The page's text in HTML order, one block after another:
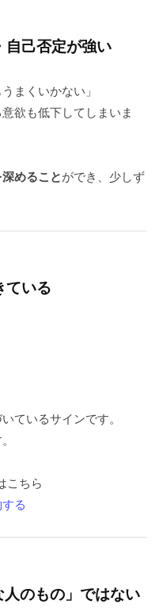
自己否定が強い
まくいかない」
欲も低下してしまいま
めることができ、少しず
ている
ているサインです。
こちら
る
のもの」ではない